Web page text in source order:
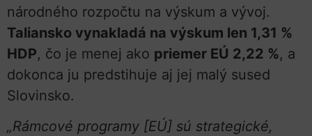
národného rozpočtu na výskum a vývoj.
Taliansko vynakladá na výskum len 1,31 %
HDP, čo je menej ako priemer EÚ 2,22 %, a
dokonca ju predstihuje aj jej malý sused
Slovinsko.
„Rámcové programy [EÚ] sú strategické,